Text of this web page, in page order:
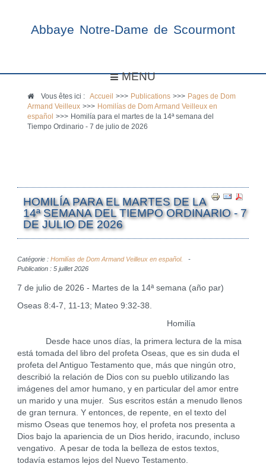
Abbaye Notre-Dame de Scourmont
MENU
Vous êtes ici :Accueil >>> Publications >>> Pages de Dom
Armand Veilleux >>> Homilías de Dom Armand Veilleux en
español
>>> Homilía para el martes de la 14ª semana del
Tiempo Ordinario - 7 de julio de 2026
HOMILÍA PARA EL MARTES DE LA
14ª SEMANA DEL TIEMPO ORDINARIO - 7
DE JULIO DE 2026
Catégorie : Homilías de Dom Armand Veilleux en español.
Publication : 5 juillet 2026
7 de julio de 2026 - Martes de la 14ª semana (año par)
Oseas 8:4-7, 11-13; Mateo 9:32-38.
Homilía
Desde hace unos días, la primera lectura de la misa
está tomada del libro del profeta Oseas, que es sin duda el
profeta del Antiguo Testamento que, más que ningún otro,
describió la relación de Dios con su pueblo utilizando las
imágenes del amor humano, y en particular del amor entre
un marido y una mujer. Sus escritos están a menudo llenos
de gran ternura. Y entonces, de repente, en el texto del
mismo Oseas que tenemos hoy, el profeta nos presenta a
Dios bajo la apariencia de un Dios herido, iracundo, incluso
vengativo. A pesar de toda la belleza de estos textos,
todavía estamos lejos del Nuevo Testamento.